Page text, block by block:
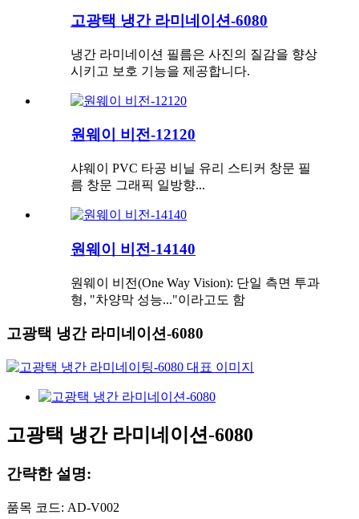
고광택 냉간 라미네이션-6080
냉간 라미네이션 필름은 사진의 질감을 향상
시키고 보호 기능을 제공합니다.
원웨이 비전-12120
샤웨이 PVC 타공 비닐 유리 스티커 창문 필
름 창문 그래픽 일방향...
원웨이 비전-14140
원웨이 비전(One Way Vision): 단일 측면 투과
형, "차양막 성능..."이라고도 함
고광택 냉간 라미네이션-6080
고광택 냉간 라미네이션-6080
간략한 설명:
품목 코드: AD-V002